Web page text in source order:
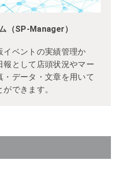
（SP-Manager）
イベントの実績管理か
報として店頭状況やマー
データ・文章を用いて
できます。